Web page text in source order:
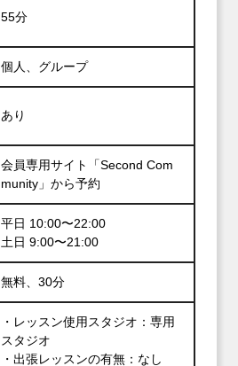
55分
個人、グループ
あり
会員専用サイト「Second Com
munity」から予約
平日 10:00〜22:00
土日 9:00〜21:00
無料、30分
・レッスン使用スタジオ：専用
スタジオ
・出張レッスンの有無：なし